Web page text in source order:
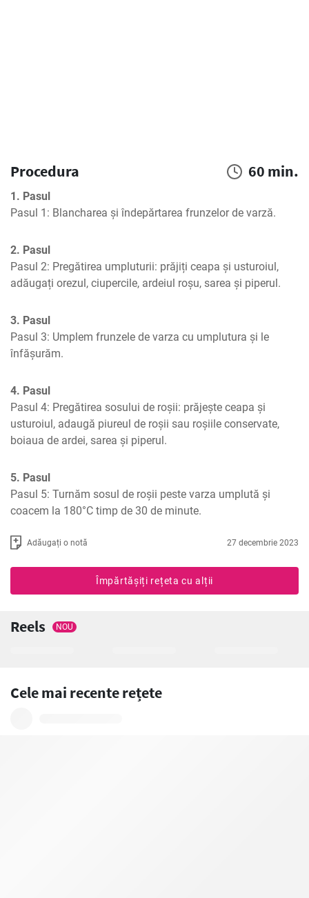
Procedura 60 min.
1. Pasul
Pasul 1: Blancharea și îndepărtarea frunzelor de varză.
2. Pasul
Pasul 2: Pregătirea umpluturii: prăjiți ceapa și usturoiul,
adăugați orezul, ciupercile, ardeiul roșu, sarea și piperul.
3. Pasul
Pasul 3: Umplem frunzele de varza cu umplutura și le
înfășurăm.
4. Pasul
Pasul 4: Pregătirea sosului de roșii: prăjește ceapa și
usturoiul, adaugă piureul de roșii sau roșiile conservate,
boiaua de ardei, sarea și piperul.
5. Pasul
Pasul 5: Turnăm sosul de roșii peste varza umplută și
coacem la 180°C timp de 30 de minute.
Adăugați o notă 27 decembrie 2023
Împărtășiți rețeta cu alții
Reels NOU
Cele mai recente rețete